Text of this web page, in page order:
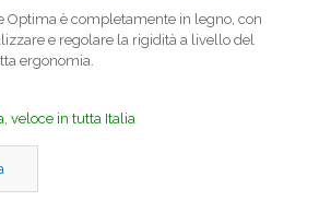
Optima è completamente in legno, con
e regolare la rigidità a livello del
ergonomia.
veloce in tutta Italia